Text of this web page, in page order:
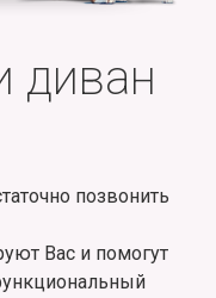
диван
позвонить
Вас и помогут